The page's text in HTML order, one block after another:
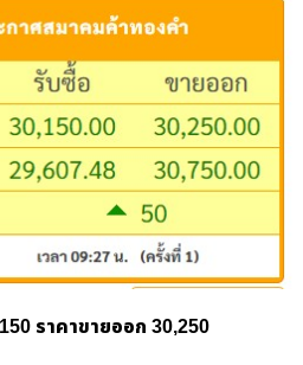
ราคาขายออก 30,250